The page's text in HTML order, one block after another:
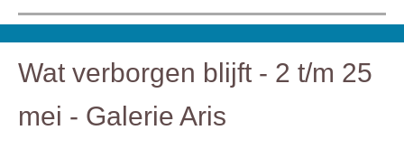
Wat verborgen blijft - 2 t/m 25
mei - Galerie Aris